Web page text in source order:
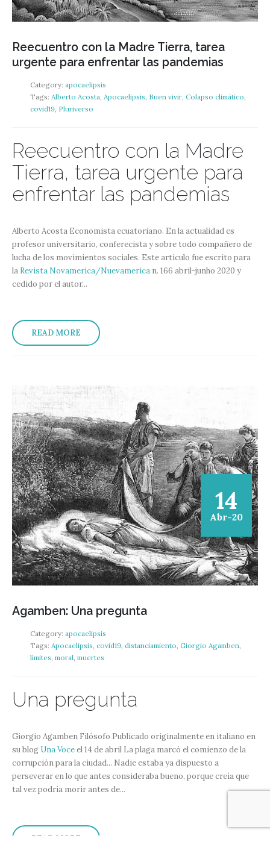
Reecuentro con la Madre Tierra, tarea
urgente para enfrentar las pandemias
Category: apocaelipsis
Tags: Alberto Acosta, Apocaelipsis, Buen vivir, Colapso climático,
covid19, Pluriverso
Reecuentro con la Madre
Tierra, tarea urgente para
enfrentar las pandemias
Alberto Acosta Economista ecuatoriano. En la actualidad es
profesor universitario, conferecista y sobre todo compañero de
lucha de los movimientos sociales. Este artículo fue escrito para
la Revista Novamerica/Nuevamerica n. 166 abril-junho 2020 y
cedido por el autor...
READ MORE
14
Abr-20
Agamben: Una pregunta
Category: apocaelipsis
Tags: Apocaelipsis covid19 distanciamiento Giorgio Agamben
límites moral muertes
Una pregunta
Giorgio Agamben Filósofo Publicado originalmente en italiano en
su blog Una Voceel 14 de abril La plaga marcó el comienzo de la
corrupción para la ciudad... Nadie estaba ya dispuesto a
perseverar en lo que antes consideraba bueno, porque creía que
tal vez podría morir antes de...
READ MORE